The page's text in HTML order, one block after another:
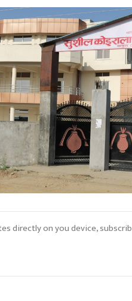
directly on you device,